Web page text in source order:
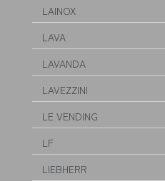
LAINOX
LAVA
LAVANDA
LAVEZZINI
LE VENDING
LF
LIEBHERR